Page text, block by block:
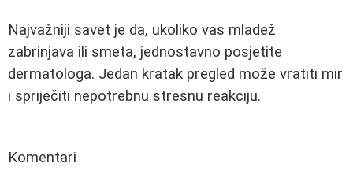
Najvažniji savet je da, ukoliko vas mladež
zabrinjava ili smeta, jednostavno posjetite
dermatologa. Jedan kratak pregled može vratiti mir
i spriječiti nepotrebnu stresnu reakciju.
Komentari